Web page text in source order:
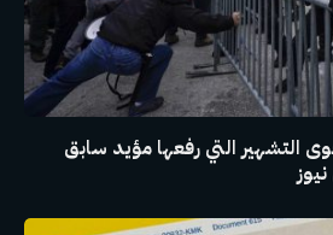
التشهير التي رفعها مؤيد سابق